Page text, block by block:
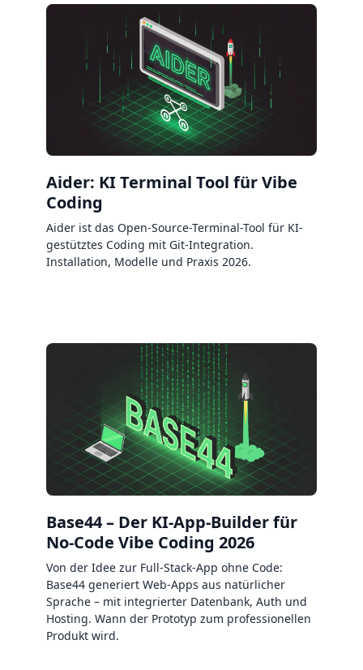
Aider: KI Terminal Tool für Vibe
Coding
Aider ist das Open-Source-Terminal-Tool für KI-
gestütztes Coding mit Git-Integration.
Installation, Modelle und Praxis 2026.
Base44 – Der KI-App-Builder für
No-Code Vibe Coding 2026
Von der Idee zur Full-Stack-App ohne Code:
Base44 generiert Web-Apps aus natürlicher
Sprache – mit integrierter Datenbank, Auth und
Hosting. Wann der Prototyp zum professionellen
Produkt wird.